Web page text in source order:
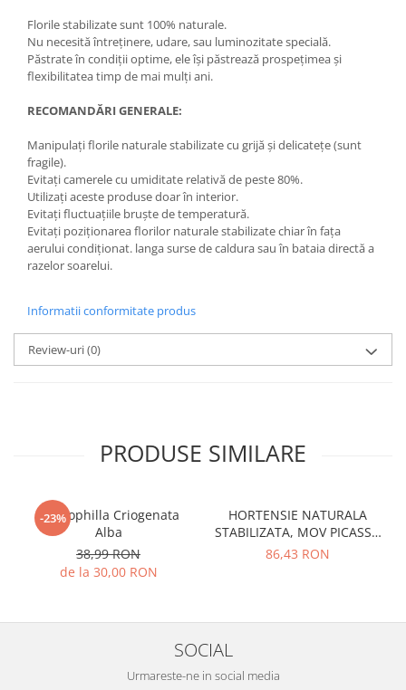
Florile stabilizate sunt 100% naturale.
Nu necesită întreținere, udare, sau luminozitate specială.
Păstrate în condiții optime, ele își păstrează prospețimea și
flexibilitatea timp de mai mulți ani.
RECOMANDĂRI GENERALE:
Manipulați florile naturale stabilizate cu grijă și delicatețe (sunt
fragile).
Evitați camerele cu umiditate relativă de peste 80%.
Utilizați aceste produse doar în interior.
Evitați fluctuațiile bruște de temperatură.
Evitați poziționarea florilor naturale stabilizate chiar în fața
aerului condiționat. langa surse de caldura sau în bataia directă a
razelor soarelui.
Informatii conformitate produs
Review-uri(0)
PRODUSE SIMILARE
-23%
Gypsophilla Criogenata
Alba
38,99 RON
de la 30,00 RON
HORTENSIE NATURALA
STABILIZATA, MOV PICASSO
CU FLORI MICI
86,43 RON
SOCIAL
Urmareste-ne in social media